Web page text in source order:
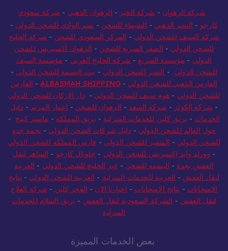
شركة الرهوان - شركة الخير - الرهوان الذهبي - شركة سعودي
كارجو - النسر الذهبي - الشيماء للشحن - نسر الوادي للشحن الدولي -
شركة السيف للشحن الدولي - المركز السعودي للشحن - شركة الخليج
للشحن الدولي - الصقر السريع للشحن - الرهوان أكسبريس للشحن
الدولي - مؤسسة السريع - شركة الخليج العربي - مؤسسة السيف
للشحن الدولي - النسر للشحن الدولي - بيت البسمة للشحن الدولي -
الفارس الذهبي للشحن الدولي -
ALBASMAH SHIPPING
- الفارس
للشحن الدولي - هوم سيف للشحن الدولي -دار الاركان للشحن الدولي
- شركة الكوثر - شركة السعد - الرهوان للشحن - اعمار المريم - دليل
الخدمات - بريق كلين للخدمات المنزلية - بريق المملكة - ماستر كينج -
حول العالم للشحن الدولي - دليل شركات الشحن الدولي - نجمة جدة
للشحن الدولي - المتميز للشحن الدولي - فارس المملكة للشحن الدولي
- وورلد وايد إكسبريس للشحن الدولي - جلوبال كارجو - الساهر لنقل
العفش بجدة - البسمه للشحن - عبر الخليج للشحن الدولي - العربية
لنقل العفش - العربية للخدمات المنزلية - العربية للشحن الدولي - نتايج
الامتحانات - نتائج الامتحانات - اخبارنا الان - الفجر كلين - شركة الفلاح
لنقل العفش - الشركة السعودية لنقل العفش - بريق السلام للخدمات
المنزلية
بعض الخدمات المميزة